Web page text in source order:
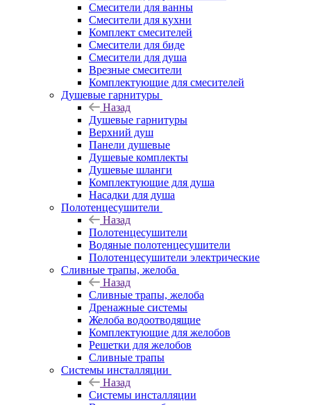
Смесители для ванны
Смесители для кухни
Комплект смесителей
Смесители для биде
Смесители для душа
Врезные смесители
Комплектующие для смесителей
Душевые гарнитуры
Назад
Душевые гарнитуры
Верхний душ
Панели душевые
Душевые комплекты
Душевые шланги
Комплектующие для душа
Насадки для душа
Полотенцесушители
Назад
Полотенцесушители
Водяные полотенцесушители
Полотенцесушители электрические
Сливные трапы, желоба
Назад
Сливные трапы, желоба
Дренажные системы
Желоба водоотводящие
Комплектующие для желобов
Решетки для желобов
Сливные трапы
Системы инсталляции
Назад
Системы инсталляции